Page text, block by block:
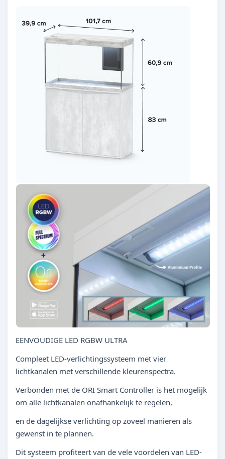
EENVOUDIGE LED RGBW ULTRA
Compleet LED-verlichtingssysteem met vier
lichtkanalen met verschillende kleurenspectra.
Verbonden met de ORI Smart Controller is het mogelijk
om alle lichtkanalen onafhankelijk te regelen,
en de dagelijkse verlichting op zoveel manieren als
gewenst in te plannen.
Dit systeem profiteert van de vele voordelen van LED-